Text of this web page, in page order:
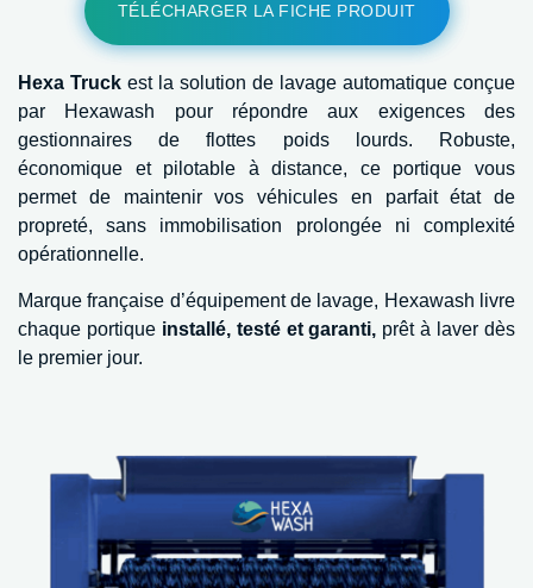
TÉLÉCHARGER LA FICHE PRODUIT
Hexa Truck est la solution de lavage automatique conçue
par Hexawash pour répondre aux exigences des
gestionnaires de flottes poids lourds. Robuste,
économique et pilotable à distance, ce portique vous
permet de maintenir vos véhicules en parfait état de
propreté, sans immobilisation prolongée ni complexité
opérationnelle.
Marque française d’équipement de lavage, Hexawash livre
chaque portique installé, testé et garanti, prêt à laver dès
le premier jour.